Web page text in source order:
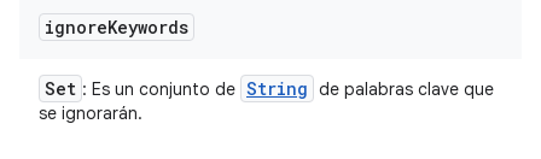
ignoreKeywords
Set : Es un conjunto de String de palabras clave que
se ignorarán.